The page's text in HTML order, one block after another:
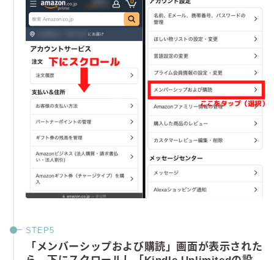
「メンバーシップおよび購読」画面が表示された